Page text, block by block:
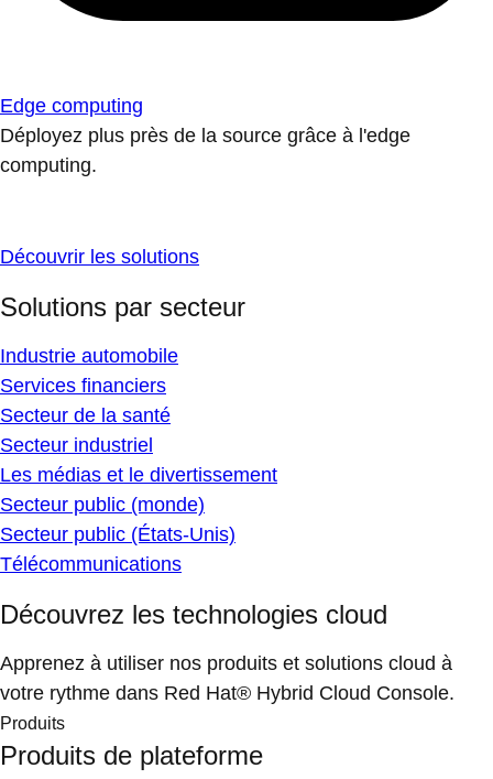
Edge computing
Déployez plus près de la source grâce à l'edge
computing.
Découvrir les solutions
Solutions par secteur
Industrie automobile
Services financiers
Secteur de la santé
Secteur industriel
Les médias et le divertissement
Secteur public (monde)
Secteur public (États-Unis)
Télécommunications
Découvrez les technologies cloud
Apprenez à utiliser nos produits et solutions cloud à
votre rythme dans Red Hat® Hybrid Cloud Console.
Produits
Produits de plateforme